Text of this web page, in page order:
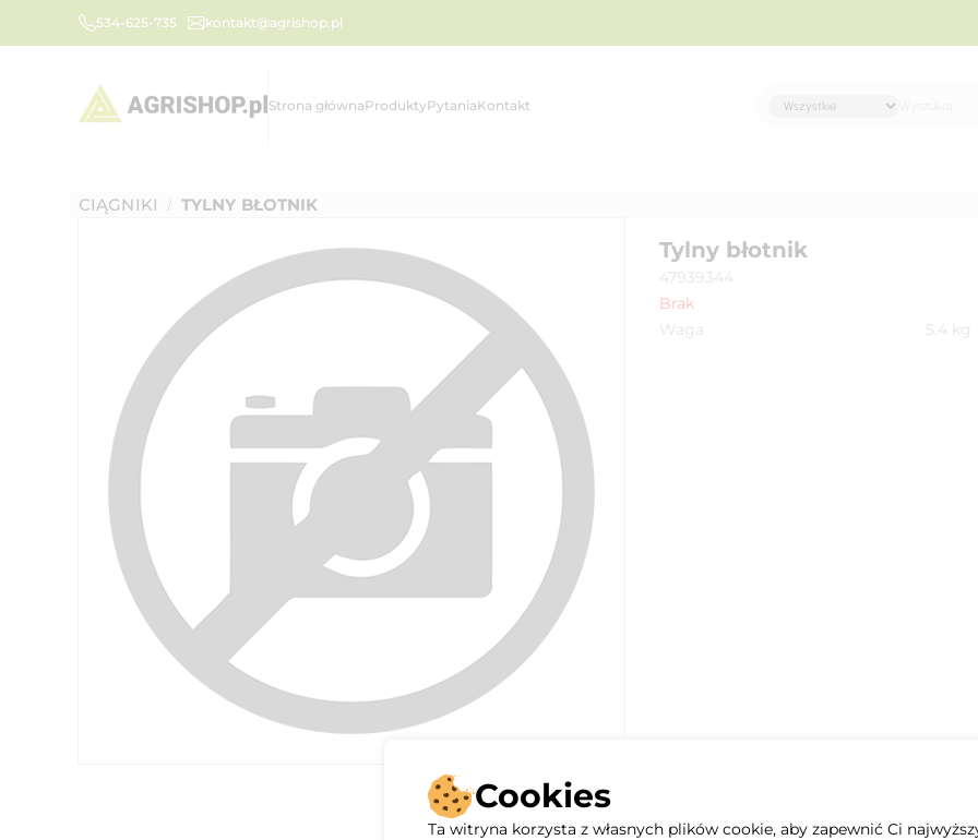
534-625-735 kontakt@agrishop.pl
Strona głównaProduktyPytaniaKontakt
CIĄGNIKI / TYLNY BŁOTNIK
Tylny błotnik
47939344
Brak
Waga
5.4 kg
Cookies
Ta witryna korzysta z własnych plików cookie, aby zapewnić Ci